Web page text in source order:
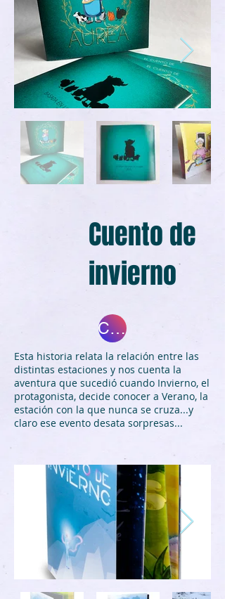
Cuento de
invierno
Comprar
Esta historia relata la relación entre las
distintas estaciones y nos cuenta la
aventura que sucedió cuando Invierno, el
protagonista, decide conocer a Verano, la
estación con la que nunca se cruza...y
claro ese evento desata sorpresas...